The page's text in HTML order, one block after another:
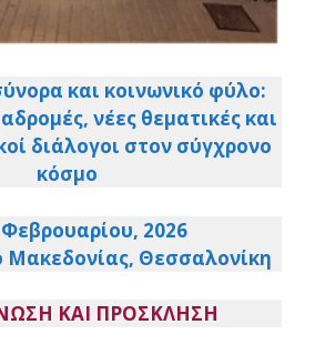
και κοινωνικό φύλο:
νέες θεματικές και
διάλογοι στον σύγχρονο
κόσμο
2026
Μακεδονίας, Θεσσαλονίκη
ΚΑΙ ΠΡΟΣΚΛΗΣΗ